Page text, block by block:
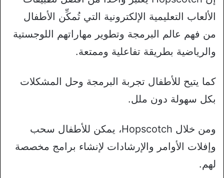
الألعاب التعليمية الإلكترونية التي تُمكِّن الأطفال
من فهم عالم البرمجة وتطوير مهاراتهم اللوجستية
والرياضية بطريقة تفاعلية وممتعة.
كما يتيح للأطفال تجربة البرمجة وحل المشكلات
بكل سهولة دون ملل.
ومن خلال Hopscotch، يمكن للأطفال سحب
وإفلات الأوامر والإرشادات لإنشاء برامج مخصصة
لهم.